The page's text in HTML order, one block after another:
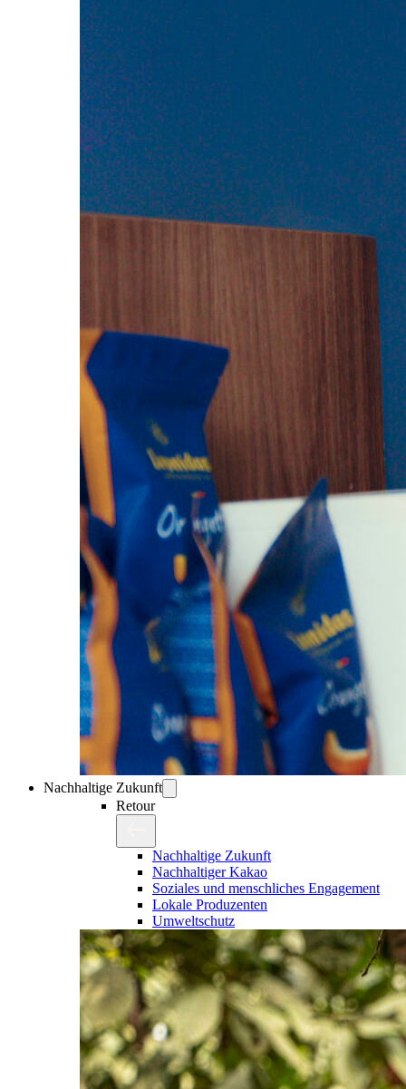
Nachhaltige Zukunft
Retour
Nachhaltige Zukunft
Nachhaltiger Kakao
Soziales und menschliches Engagement
Lokale Produzenten
Umweltschutz